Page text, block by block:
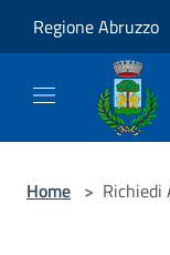
Regione Abruzzo
Home > Richiedi